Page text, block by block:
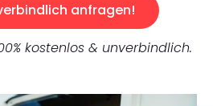
anfragen!
kostenlos & unverbindlich.